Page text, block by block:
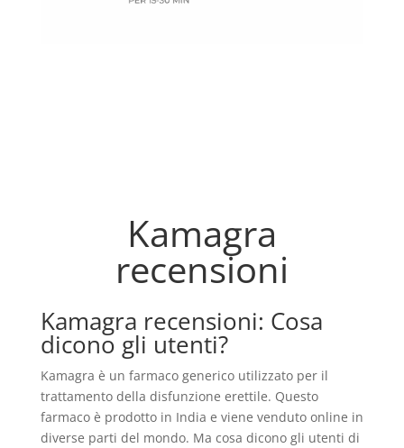
Kamagra
recensioni
Kamagra recensioni: Cosa
dicono gli utenti?
Kamagra è un farmaco generico utilizzato per il
trattamento della disfunzione erettile. Questo
farmaco è prodotto in India e viene venduto online in
diverse parti del mondo. Ma cosa dicono gli utenti di